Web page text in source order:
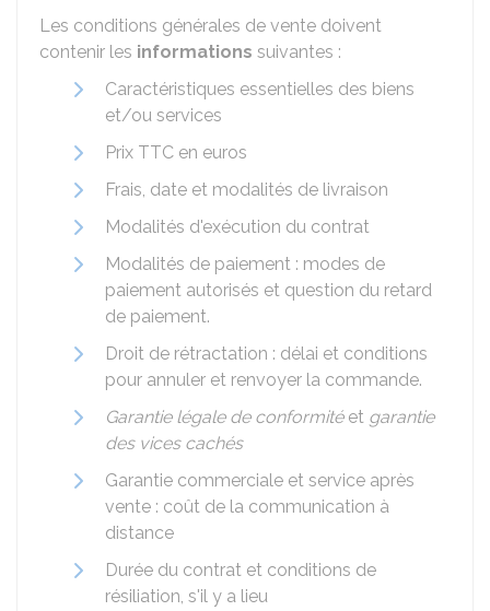
Les conditions générales de vente doivent
contenir les informations suivantes :
Caractéristiques essentielles des biens
et/ou services
Prix TTC en euros
Frais, date et modalités de livraison
Modalités d'exécution du contrat
Modalités de paiement : modes de
paiement autorisés et question du retard
de paiement.
Droit de rétractation : délai et conditions
pour annuler et renvoyer la commande.
Garantie légale de conformitéet garantie
des vices cachés
Garantie commerciale et service après
vente : coût de la communication à
distance
Durée du contrat et conditions de
résiliation, s'il y a lieu